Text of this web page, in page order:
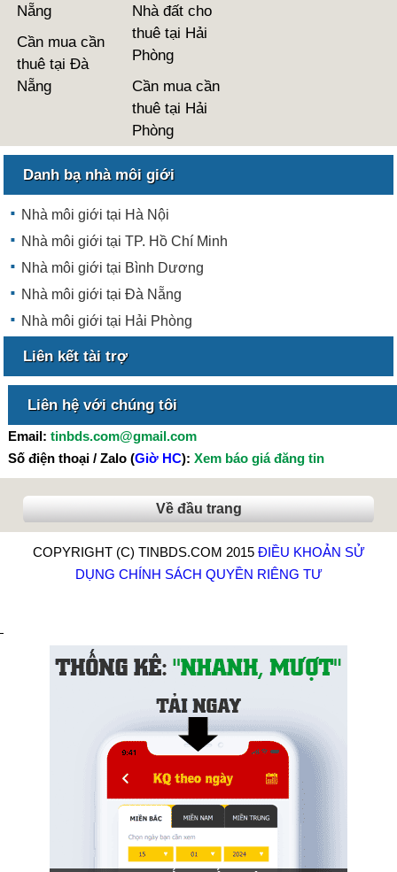
Nẵng
Cần mua cần
thuê tại Đà
Nẵng
Nhà đất cho
thuê tại Hải
Phòng
Cần mua cần
thuê tại Hải
Phòng
Danh bạ nhà môi giới
Nhà môi giới tại Hà Nội
Nhà môi giới tại TP. Hồ Chí Minh
Nhà môi giới tại Bình Dương
Nhà môi giới tại Đà Nẵng
Nhà môi giới tại Hải Phòng
Liên kết tài trợ
Liên hệ với chúng tôi
Email: tinbds.com@gmail.com
Số điện thoại / Zalo (Giờ HC): Xem báo giá đăng tin
Về đầu trang
COPYRIGHT (C) TINBDS.COM 2015 ĐIỀU KHOẢN SỬ
DỤNG CHÍNH SÁCH QUYỀN RIÊNG TƯ